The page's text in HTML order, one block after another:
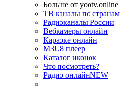
Больше от yootv.online
ТВ каналы по странам
Радиоканалы России
Вебкамеры онлайн
Караоке онлайн
M3U8 плеер
Каталог иконок
Что посмотреть?
Радио онлайнNEW